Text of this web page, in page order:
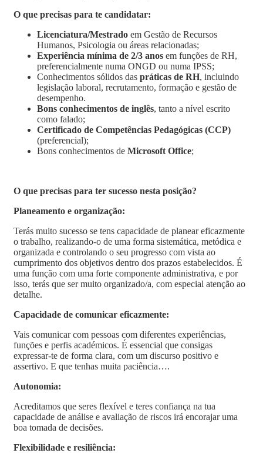
O que precisas para te candidatar:
Licenciatura/Mestrado em Gestão de Recursos
Humanos, Psicologia ou áreas relacionadas;
Experiência mínima de 2/3 anos em funções de RH,
preferencialmente numa ONGD ou numa IPSS;
Conhecimentos sólidos das práticas de RH, incluindo
legislação laboral, recrutamento, formação e gestão de
desempenho.
Bons conhecimentos de inglês, tanto a nível escrito
como falado;
Certificado de Competências Pedagógicas (CCP)
(preferencial);
Bons conhecimentos de Microsoft Office;
O que precisas para ter sucesso nesta posição?
Planeamento e organização:
Terás muito sucesso se tens capacidade de planear eficazmente
o trabalho, realizando-o de uma forma sistemática, metódica e
organizada e controlando o seu progresso com vista ao
cumprimento dos objetivos dentro dos prazos estabelecidos. É
uma função com uma forte componente administrativa, e por
isso, terás que ser muito organizado/a, com especial atenção ao
detalhe.
Capacidade de comunicar eficazmente:
Vais comunicar com pessoas com diferentes experiências,
funções e perfis académicos. É essencial que consigas
expressar-te de forma clara, com um discurso positivo e
assertivo. E que tenhas muita paciência….
Autonomia:
Acreditamos que seres flexível e teres confiança na tua
capacidade de análise e avaliação de riscos irá encorajar uma
boa tomada de decisões.
Flexibilidade e resiliência: